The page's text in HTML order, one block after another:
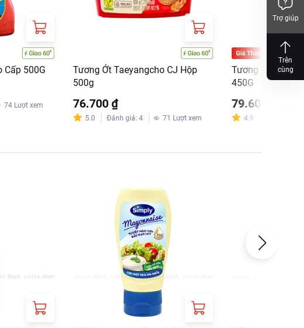
Cấp 500G
74 Lượt xem
Tương Ớt Taeyangcho CJ Hộp
500g
76.700 ₫
5.0 Đánh giá: 4 71 Lượt xem
Tương Chấm
450G
79.600 ₫
4.9
Trợ giúp
Trên
cùng